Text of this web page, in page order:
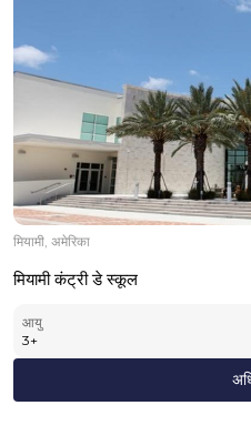
मियामी, अमेरिका
मियामी कंट्री डे स्कूल
आयु
3+